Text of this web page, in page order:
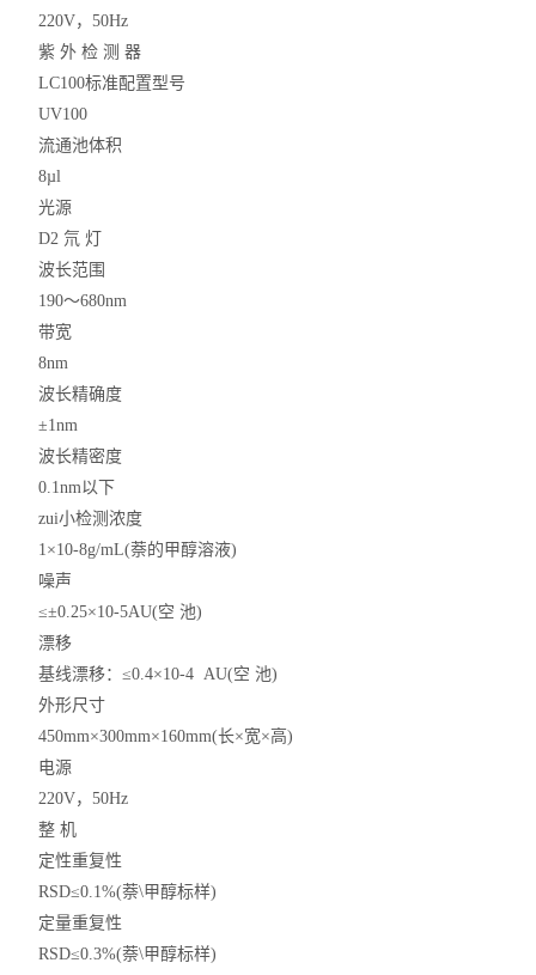
220V，50Hz
紫 外 检 测 器
LC100标准配置型号
UV100
流通池体积
8µl
光源
D2 氘 灯
波长范围
190～680nm
带宽
8nm
波长精确度
±1nm
波长精密度
0.1nm以下
zui小检测浓度
1×10-8g/mL(萘的甲醇溶液)
噪声
≤±0.25×10-5AU(空 池)
漂移
基线漂移：≤0.4×10-4 AU(空 池)
外形尺寸
450mm×300mm×160mm(长×宽×高)
电源
220V，50Hz
整 机
定性重复性
RSD≤0.1%(萘\甲醇标样)
定量重复性
RSD≤0.3%(萘\甲醇标样)